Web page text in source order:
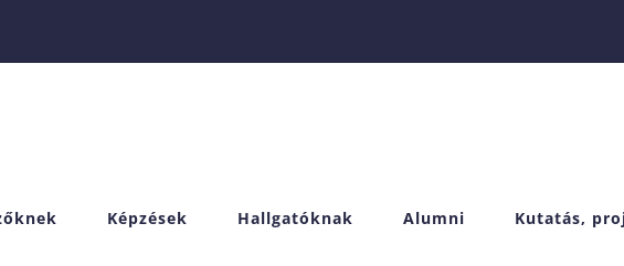
Képzések Hallgatóknak Alumni Kutatás,